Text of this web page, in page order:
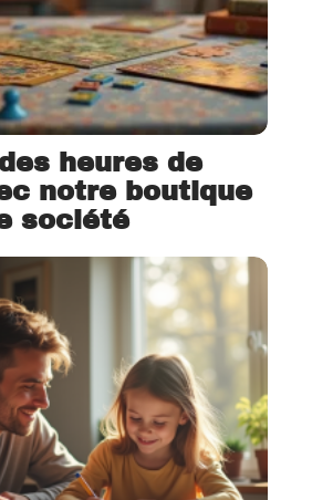
heures de
notre boutique
société